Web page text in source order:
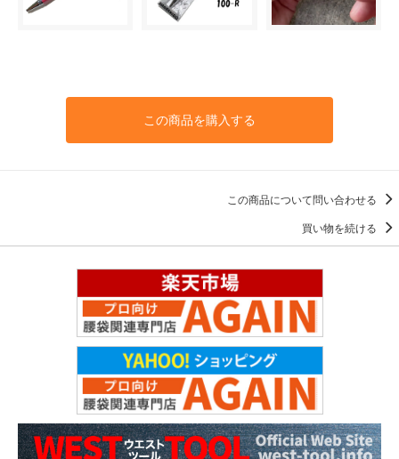
この商品を購入する
この商品について問い合わせる
買い物を続ける